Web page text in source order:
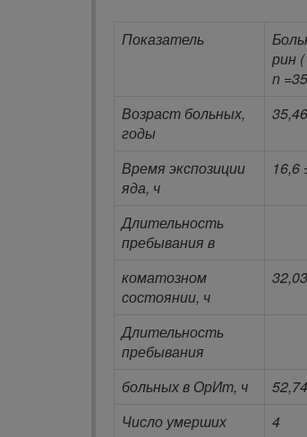
Показатель
рин
n
Возраст больных,
годы
Время экспозиции
яда, ч
16,6
Длительность
пребывания в
коматозном
состоянии, ч
Длительность
пребывания
больных в ОрИт, ч
Число умерших
4